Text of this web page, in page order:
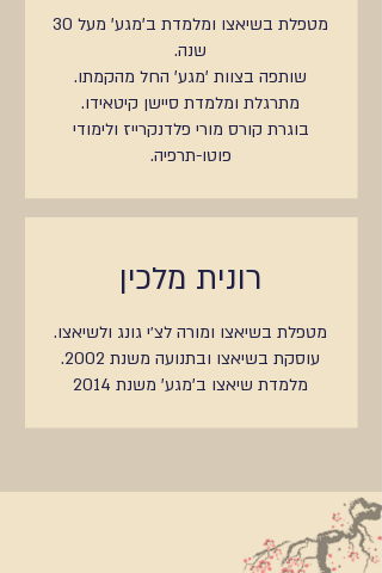
מטפלת בשיאצו ומלמדת ב'מגע' מעל 30
שנה.
שותפה בצוות 'מגע' החל מהקמתו.
מתרגלת ומלמדת סיישן קיטאידו.
בוגרת קורס מורי פלדנקרייז ולימודי
פוטו-תרפיה.
רונית מלכין
מטפלת בשיאצו ומורה לצ׳י גונג ולשיאצו.
עוסקת בשיאצו ובתנועה משנת 2002.
מלמדת שיאצו ב'מגע' משנת 2014